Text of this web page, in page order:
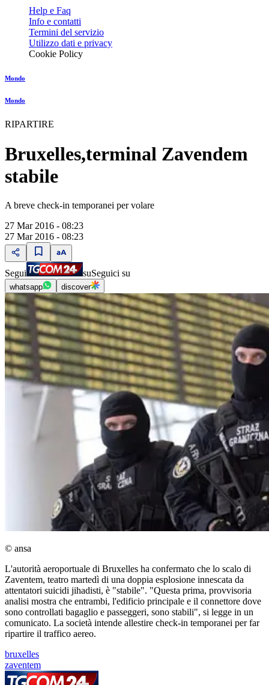
Help e Faq
Info e contatti
Termini del servizio
Utilizzo dati e privacy
Cookie Policy
Mondo
Mondo
RIPARTIRE
Bruxelles,terminal Zavendem
stabile
A breve check-in temporanei per volare
27 Mar 2016 - 08:23
27 Mar 2016 - 08:23
Segui suSeguici su
whatsapp discover
© ansa
L'autorità aeroportuale di Bruxelles ha confermato che lo scalo di
Zaventem, teatro martedì di una doppia esplosione innescata da
attentatori suicidi jihadisti, è "stabile". "Questa prima, provvisoria
analisi mostra che entrambi, l'edificio principale e il connettore dove
sono controllati bagaglio e passeggeri, sono stabili", si legge in un
comunicato. La società intende allestire check-in temporanei per far
ripartire il traffico aereo.
bruxelles
zaventem